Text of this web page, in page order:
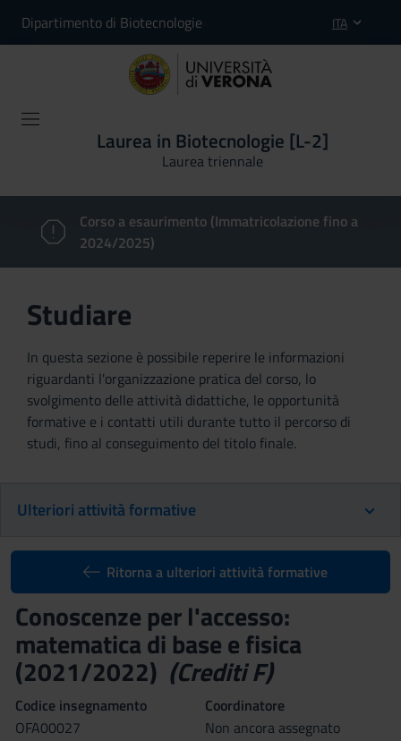
Dipartimento di Biotecnologie ITA
Laurea in Biotecnologie [L-2]
Laurea triennale
Corso a esaurimento (Immatricolazione fino a
2024/2025)
Studiare
In questa sezione è possibile reperire le informazioni
riguardanti l'organizzazione pratica del corso, lo
svolgimento delle attività didattiche, le opportunità
formative e i contatti utili durante tutto il percorso di
studi, fino al conseguimento del titolo finale.
Ulteriori attività formative
Ritorna a ulteriori attività formative
Conoscenze per l'accesso:
matematica di base e fisica
(2021/2022) (Crediti F)
Codice insegnamento
OFA00027
Coordinatore
Non ancora assegnato